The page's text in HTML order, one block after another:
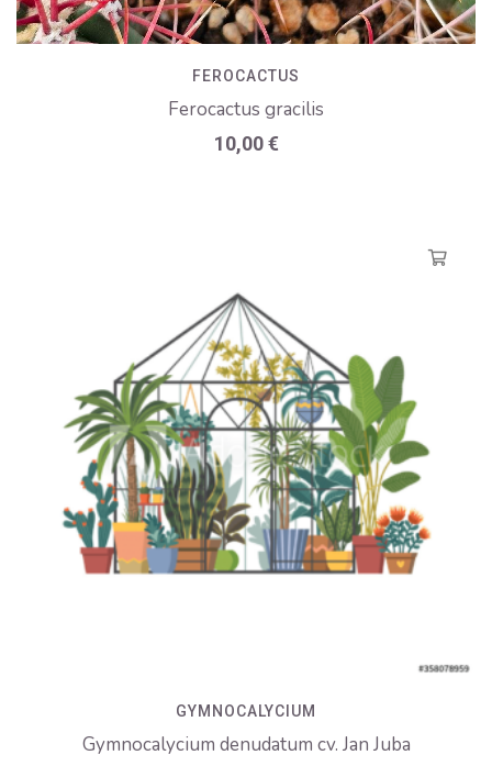
FEROCACTUS
Ferocactus gracilis
10,00€
GYMNOCALYCIUM
Gymnocalycium denudatum cv. Jan Juba